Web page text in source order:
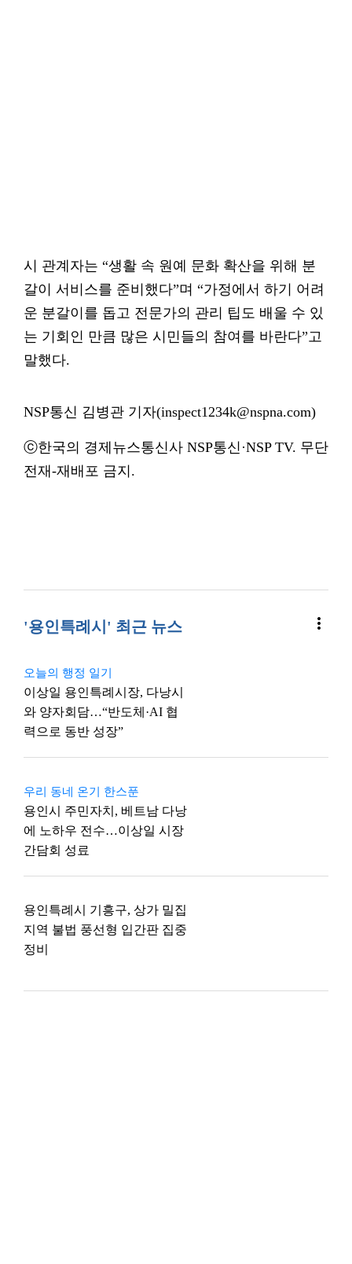
시 관계자는 “생활 속 원예 문화 확산을 위해 분
갈이 서비스를 준비했다”며 “가정에서 하기 어려
운 분갈이를 돕고 전문가의 관리 팁도 배울 수 있
는 기회인 만큼 많은 시민들의 참여를 바란다”고
말했다.
NSP통신 김병관 기자(inspect1234k@nspna.com)
ⓒ한국의 경제뉴스통신사 NSP통신·NSP TV. 무단
전재-재배포 금지.
'용인특례시' 최근 뉴스 more_vert
오늘의 행정 일기
이상일 용인특례시장, 다낭시
와 양자회담…“반도체·AI 협
력으로 동반 성장”
우리 동네 온기 한스푼
용인시 주민자치, 베트남 다낭
에 노하우 전수…이상일 시장
간담회 성료
용인특례시 기흥구, 상가 밀집
지역 불법 풍선형 입간판 집중
정비